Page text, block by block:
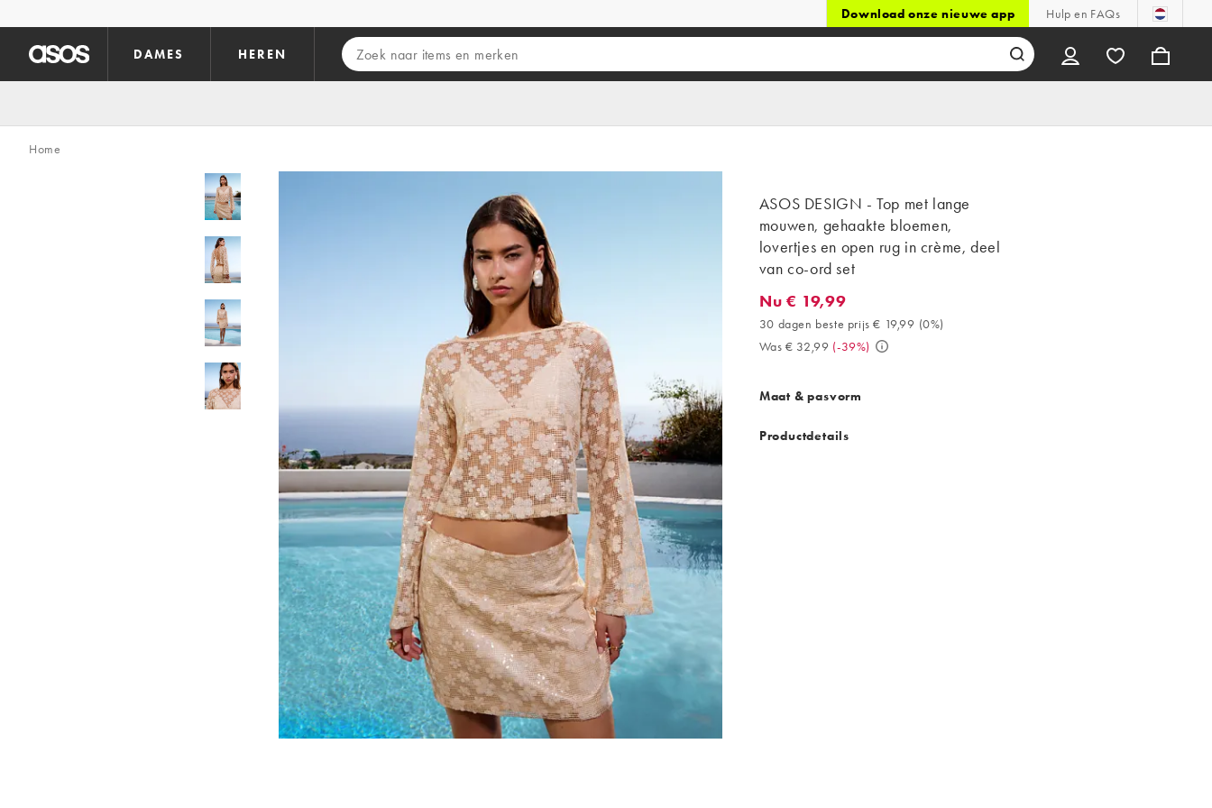
Download onze nieuwe app Hulp en FAQs
DAMES HEREN
Home
ASOS DESIGN - Top met lange
mouwen, gehaakte bloemen,
lovertjes en open rug in crème, deel
van co-ord set
Nu € 19,99. 30 dagen beste prijs € 19,99 (0%). Was € 32,99. (-39%)
Nu € 19,99
30 dagen beste prijs € 19,99 (0%)
Was € 32,99 (-39%)
Maat & pasvorm
Productdetails